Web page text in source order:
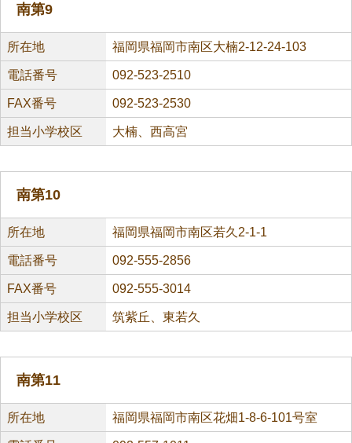
南第9
所在地 福岡県福岡市南区大楠2-12-24-103
電話番号 092-523-2510
FAX番号 092-523-2530
担当小学校区 大楠、西高宮
南第10
所在地 福岡県福岡市南区若久2-1-1
電話番号 092-555-2856
FAX番号 092-555-3014
担当小学校区 筑紫丘、東若久
南第11
所在地 福岡県福岡市南区花畑1-8-6-101号室